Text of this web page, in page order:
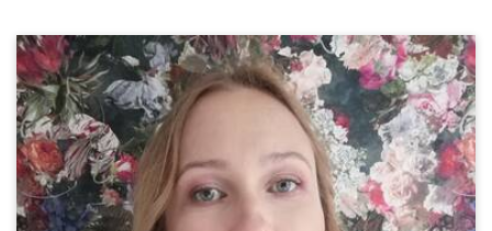
Family Spot Pruszków